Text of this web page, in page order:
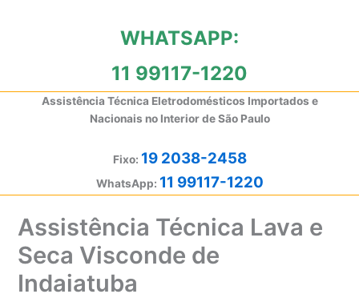
WHATSAPP:
11 99117-1220
Assistência Técnica Eletrodomésticos Importados e
Nacionais no Interior de São Paulo
Fixo: 19 2038-2458
WhatsApp: 11 99117-1220
Assistência Técnica Lava e
Seca Visconde de
Indaiatuba